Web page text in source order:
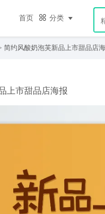
首页 分类
简约风酸奶泡芙新品上市甜品店
上市甜品店海报